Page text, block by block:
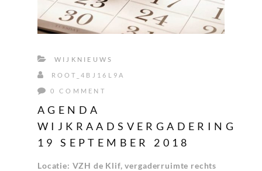
WIJKNIEUWS
ROOT_4BJ16L9A
0 COMMENT
AGENDA
WIJKRAADSVERGADERING
19 SEPTEMBER 2018
Locatie: VZH de Klif, vergaderruimte rechts